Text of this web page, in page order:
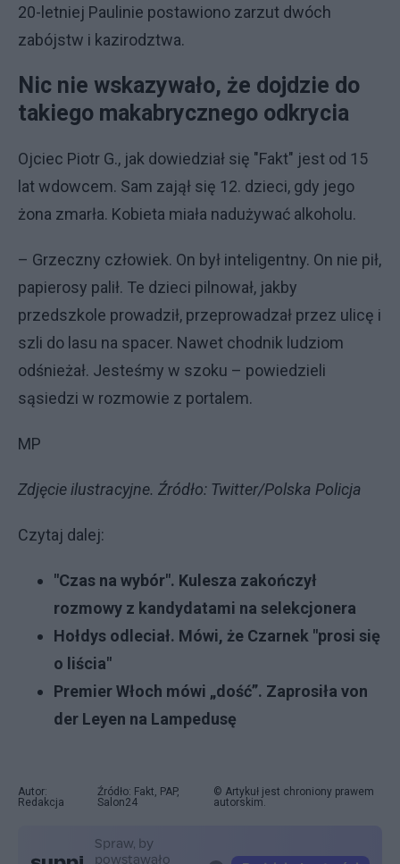
20-letniej Paulinie postawiono zarzut dwóch
zabójstw i kazirodztwa.
Nic nie wskazywało, że dojdzie do
takiego makabrycznego odkrycia
Ojciec Piotr G., jak dowiedział się "Fakt" jest od 15
lat wdowcem. Sam zajął się 12. dzieci, gdy jego
żona zmarła. Kobieta miała nadużywać alkoholu.
– Grzeczny człowiek. On był inteligentny. On nie pił,
papierosy palił. Te dzieci pilnował, jakby
przedszkole prowadził, przeprowadzał przez ulicę i
szli do lasu na spacer. Nawet chodnik ludziom
odśnieżał. Jesteśmy w szoku – powiedzieli
sąsiedzi w rozmowie z portalem.
MP
Zdjęcie ilustracyjne. Źródło: Twitter/Polska Policja
Czytaj dalej:
"Czas na wybór". Kulesza zakończył
rozmowy z kandydatami na selekcjonera
Hołdys odleciał. Mówi, że Czarnek "prosi się
o liścia"
Premier Włoch mówi „dość”. Zaprosiła von
der Leyen na Lampedusę
Autor:
Redakcja
Źródło: Fakt, PAP,
Salon24
© Artykuł jest chroniony prawem
autorskim.